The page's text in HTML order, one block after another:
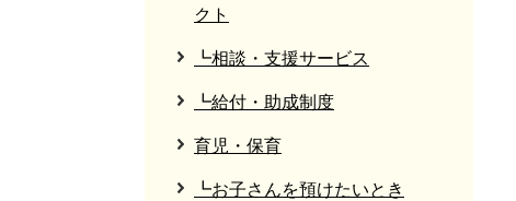
クト
┗相談・支援サービス
┗給付・助成制度
育児・保育
┗お子さんを預けたいとき